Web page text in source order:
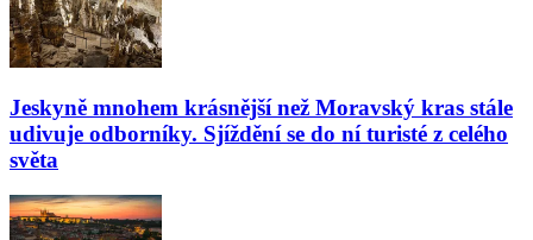
Jeskyně mnohem krásnější než Moravský kras stále
udivuje odborníky. Sjíždění se do ní turisté z celého
světa